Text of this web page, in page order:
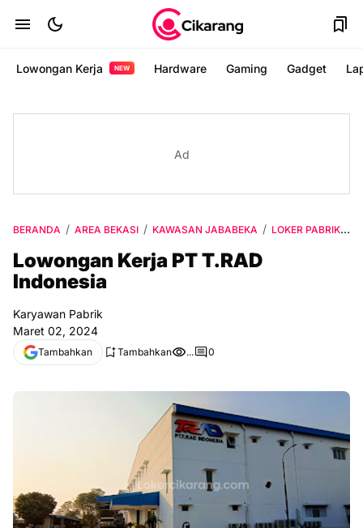
Lowongan Kerja NEW Hardware Gaming Gadget
Ad
BERANDA AREA BEKASI KAWASAN JABABEKA LOKER PABRIK
Lowongan Kerja PT T.RAD
Indonesia
Karyawan Pabrik
Maret 02, 2024
Tambahkan Tambahkan ... 0